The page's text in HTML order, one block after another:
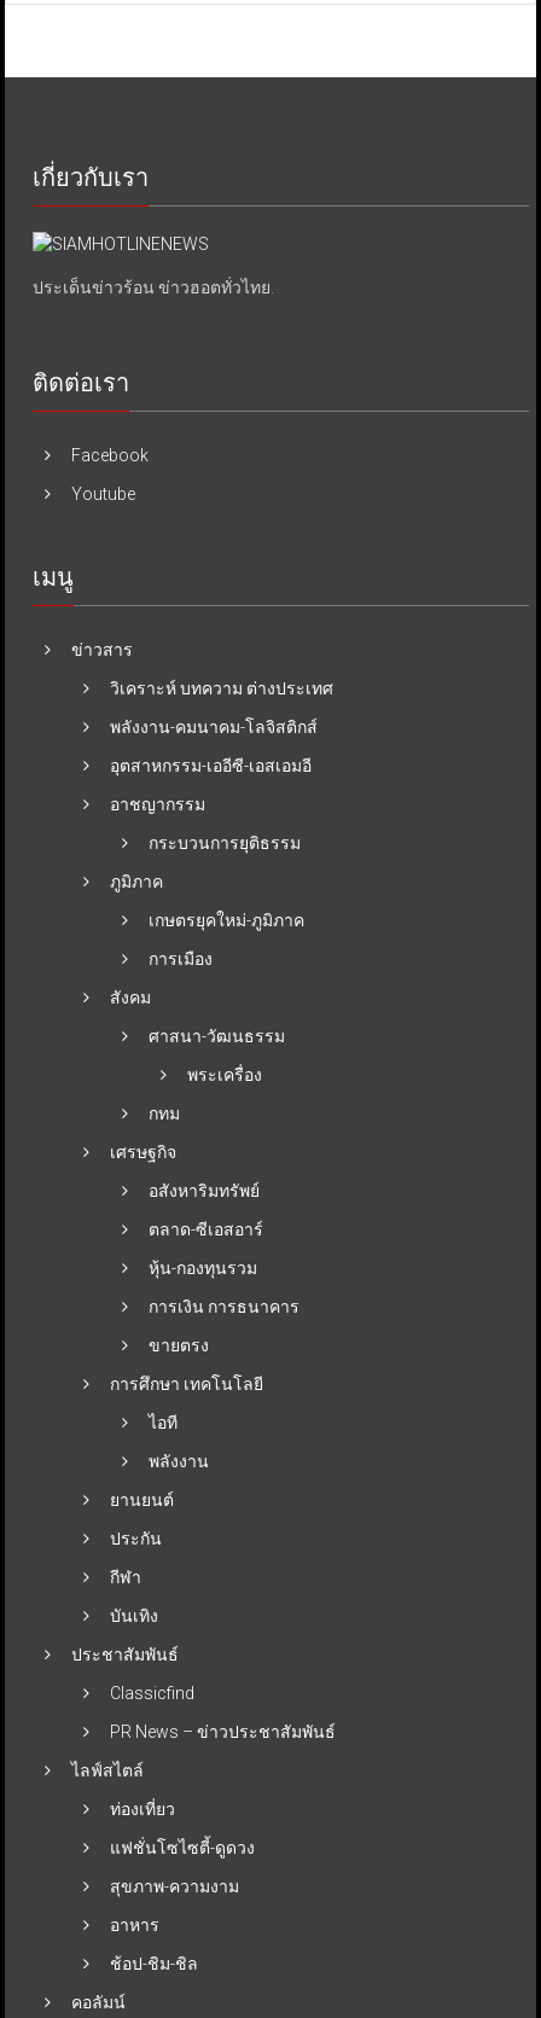
เกี่ยวกับเรา
ประเด็นข่าวร้อน ข่าวฮอตทั่วไทย.
ติดต่อเรา
Facebook
Youtube
เมนู
ข่าวสาร
วิเคราะห์ บทความ ต่างประเทศ
พลังงาน-คมนาคม-โลจิสติกส์
อุตสาหกรรม-เออีซี-เอสเอมอี
อาชญากรรม
กระบวนการยุติธรรม
ภูมิภาค
เกษตรยุคใหม่-ภูมิภาค
การเมือง
สังคม
ศาสนา-วัฒนธรรม
พระเครื่อง
กทม
เศรษฐกิจ
อสังหาริมทรัพย์
ตลาด-ซีเอสอาร์
หุ้น-กองทุนรวม
การเงิน การธนาคาร
ขายตรง
การศึกษา เทคโนโลยี
ไอที
พลังงาน
ยานยนต์
ประกัน
กีฬา
บันเทิง
ประชาสัมพันธ์
Classicfind
PR News – ข่าวประชาสัมพันธ์
ไลฟ์สไตล์
ท่องเที่ยว
แฟชั่นโซไซตี้-ดูดวง
สุขภาพ-ความงาม
อาหาร
ช้อป-ชิม-ชิล
คอลัมน์